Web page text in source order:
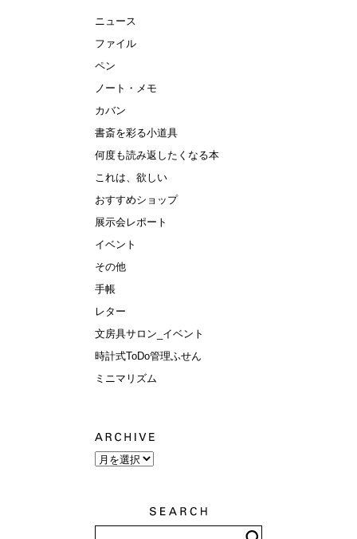
ニュース
ファイル
ペン
ノート・メモ
カバン
書斎を彩る小道具
何度も読み返したくなる本
これは、欲しい
おすすめショップ
展示会レポート
イベント
その他
手帳
レター
文房具サロン_イベント
時計式ToDo管理ふせん
ミニマリズム